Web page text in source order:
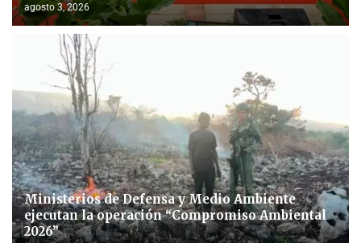
agosto 3, 2026
Ministerios de Defensa y Medio Ambiente
ejecutan la operación “Compromiso Ambiental
2026”